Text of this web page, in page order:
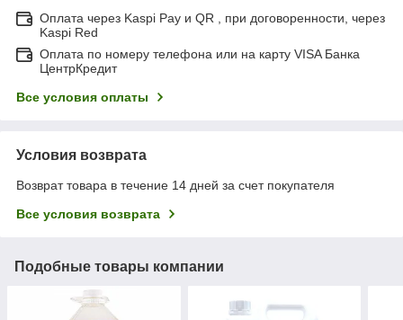
Оплата через Kaspi Pay и QR , при договоренности, через
Kaspi Red
Оплата по номеру телефона или на карту VISA Банка
ЦентрКредит
Все условия оплаты
Условия возврата
Возврат товара в течение 14 дней за счет покупателя
Все условия возврата
Подобные товары компании